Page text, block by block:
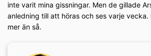
inte varit mina gissningar. Men de gillade
anledning till att höras och ses varje
mer än så.